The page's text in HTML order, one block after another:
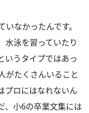
なかったんです。
水泳を習っていたり
いうタイプではあっ
がたくさんいること
プロにはなれないん
、小6の卒業文集には